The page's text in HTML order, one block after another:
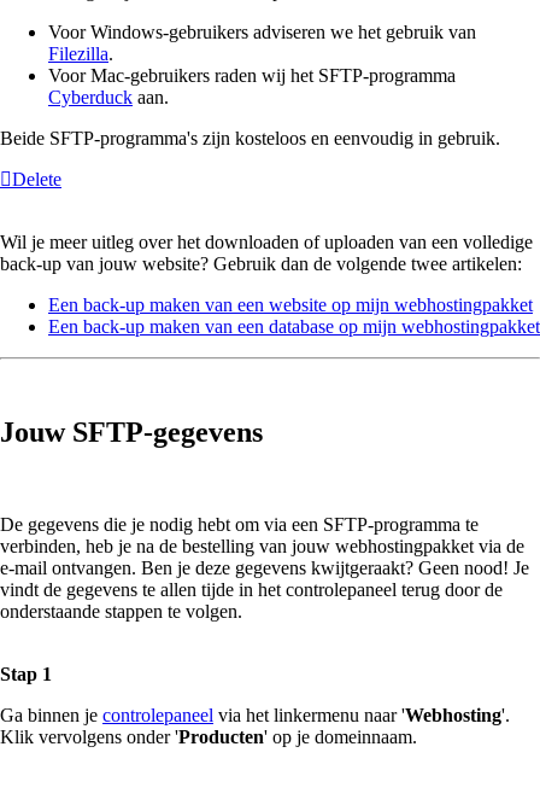
Voor Windows-gebruikers adviseren we het gebruik van
Filezilla.
Voor Mac-gebruikers raden wij het SFTP-programma
Cyberduck aan.
Beide SFTP-programma's zijn kosteloos en eenvoudig in gebruik.
Delete
Wil je meer uitleg over het downloaden of uploaden van een volledige
back-up van jouw website? Gebruik dan de volgende twee artikelen:
Een back-up maken van een website op mijn webhostingpakket
Een back-up maken van een database op mijn webhostingpakket
Jouw SFTP-gegevens
De gegevens die je nodig hebt om via een SFTP-programma te
verbinden, heb je na de bestelling van jouw webhostingpakket via de
e-mail ontvangen. Ben je deze gegevens kwijtgeraakt? Geen nood! Je
vindt de gegevens te allen tijde in het controlepaneel terug door de
onderstaande stappen te volgen.
Stap 1
Ga binnen je controlepaneel via het linkermenu naar 'Webhosting'.
Klik vervolgens onder 'Producten' op je domeinnaam.